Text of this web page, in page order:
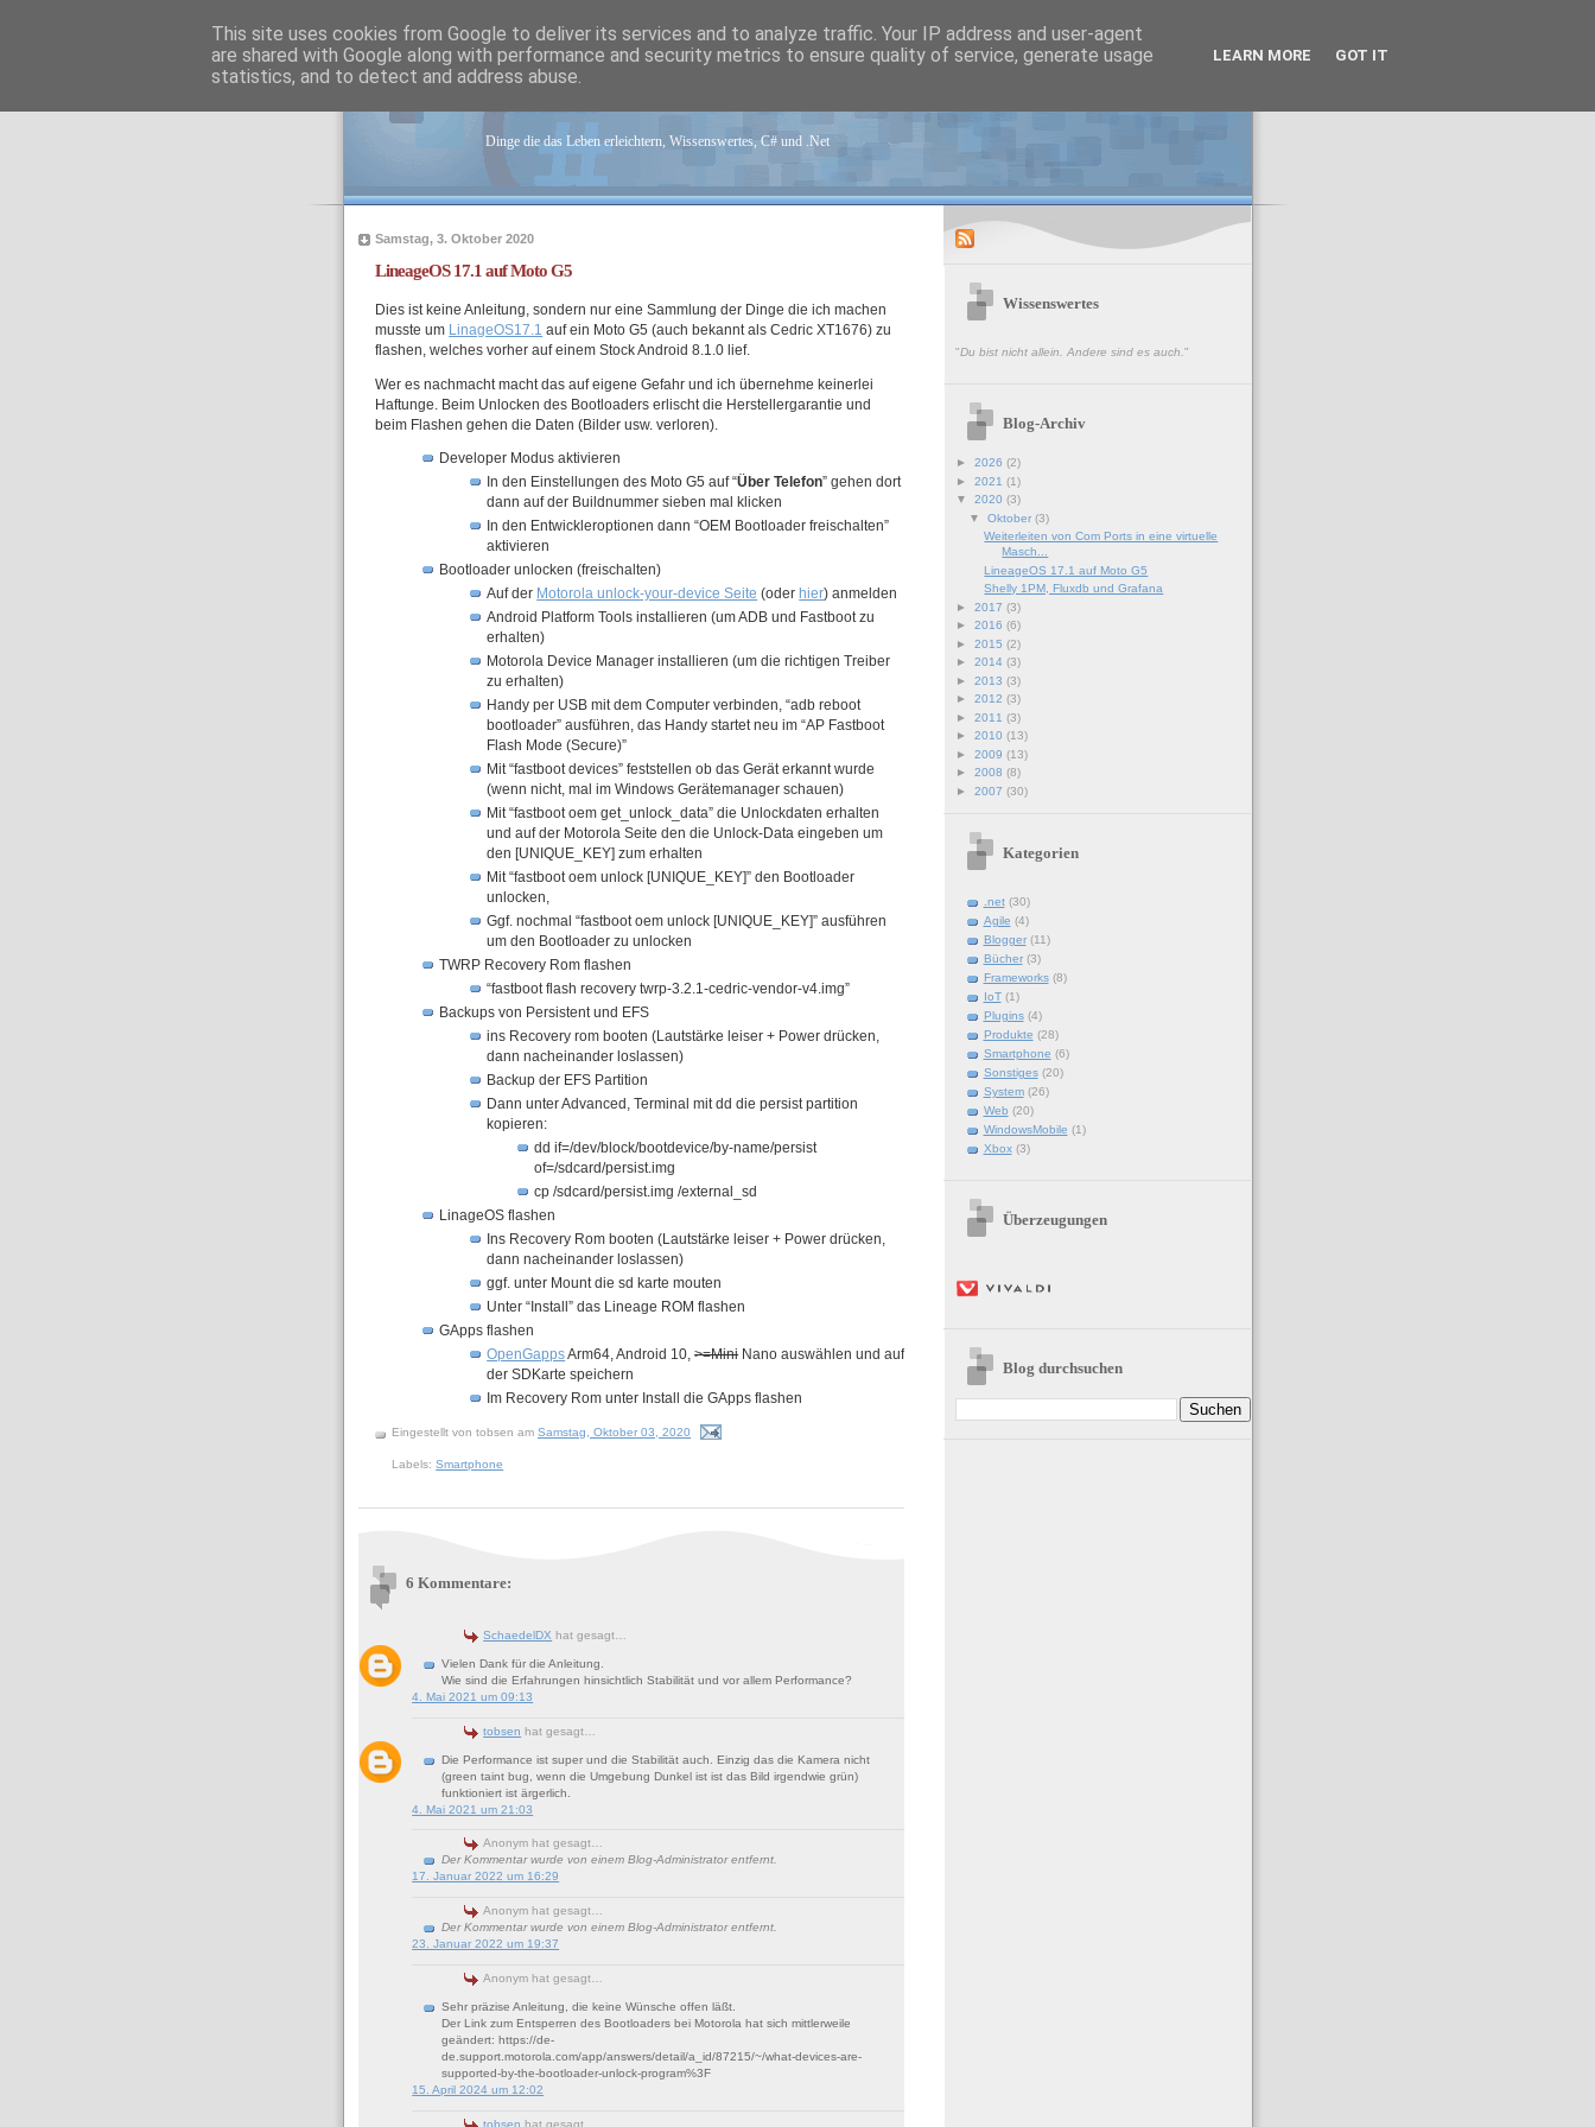
Dinge die das Leben erleichtern, Wissenswertes, C# und .Net
Samstag, 3. Oktober 2020
LineageOS 17.1 auf Moto G5
Dies ist keine Anleitung, sondern nur eine Sammlung der Dinge die ich machen
musste um LinageOS17.1 auf ein Moto G5 (auch bekannt als Cedric XT1676) zu
flashen, welches vorher auf einem Stock Android 8.1.0 lief.
Wer es nachmacht macht das auf eigene Gefahr und ich übernehme keinerlei
Haftunge. Beim Unlocken des Bootloaders erlischt die Herstellergarantie und
beim Flashen gehen die Daten (Bilder usw. verloren).
Developer Modus aktivieren
In den Einstellungen des Moto G5 auf “Über Telefon” gehen dort
dann auf der Buildnummer sieben mal klicken
In den Entwickleroptionen dann “OEM Bootloader freischalten”
aktivieren
Bootloader unlocken (freischalten)
Auf der Motorola unlock-your-device Seite (oder hier) anmelden
Android Platform Tools installieren (um ADB und Fastboot zu
erhalten)
Motorola Device Manager installieren (um die richtigen Treiber
zu erhalten)
Handy per USB mit dem Computer verbinden, “adb reboot
bootloader” ausführen, das Handy startet neu im “AP Fastboot
Flash Mode (Secure)”
Mit “fastboot devices” feststellen ob das Gerät erkannt wurde
(wenn nicht, mal im Windows Gerätemanager schauen)
Mit “fastboot oem get_unlock_data” die Unlockdaten erhalten
und auf der Motorola Seite den die Unlock-Data eingeben um
den [UNIQUE_KEY] zum erhalten
Mit “fastboot oem unlock [UNIQUE_KEY]” den Bootloader
unlocken,
Ggf. nochmal “fastboot oem unlock [UNIQUE_KEY]” ausführen
um den Bootloader zu unlocken
TWRP Recovery Rom flashen
“fastboot flash recovery twrp-3.2.1-cedric-vendor-v4.img”
Backups von Persistent und EFS
ins Recovery rom booten (Lautstärke leiser + Power drücken,
dann nacheinander loslassen)
Backup der EFS Partition
Dann unter Advanced, Terminal mit dd die persist partition
kopieren:
dd if=/dev/block/bootdevice/by-name/persist
of=/sdcard/persist.img
cp /sdcard/persist.img /external_sd
LinageOS flashen
Ins Recovery Rom booten (Lautstärke leiser + Power drücken,
dann nacheinander loslassen)
ggf. unter Mount die sd karte mouten
Unter “Install” das Lineage ROM flashen
GApps flashen
OpenGappsArm64, Android 10,>=MiniNano auswählen und auf
der SDKarte speichern
Im Recovery Rom unter Install die GApps flashen
Eingestellt vontobsen amSamstag, Oktober 03, 2020
Labels:Smartphone
6 Kommentare:
SchaedelDX hat gesagt…
Vielen Dank für die Anleitung.
Wie sind die Erfahrungen hinsichtlich Stabilität und vor allem Performance?
4. Mai 2021 um 09:13
tobsen hat gesagt…
Die Performance ist super und die Stabilität auch. Einzig das die Kamera nicht
(green taint bug, wenn die Umgebung Dunkel ist ist das Bild irgendwie grün)
funktioniert ist ärgerlich.
4. Mai 2021 um 21:03
Anonym hat gesagt…
Der Kommentar wurde von einem Blog-Administrator entfernt.
17. Januar 2022 um 16:29
Anonym hat gesagt…
Der Kommentar wurde von einem Blog-Administrator entfernt.
23. Januar 2022 um 19:37
Anonym hat gesagt…
Sehr präzise Anleitung, die keine Wünsche offen läßt.
Der Link zum Entsperren des Bootloaders bei Motorola hat sich mittlerweile
geändert: https://de-
de.support.motorola.com/app/answers/detail/a_id/87215/~/what-devices-are-
supported-by-the-bootloader-unlock-program%3F
15. April 2024 um 12:02
tobsen hat gesagt…
Wissenswertes
"Du bist nicht allein. Andere sind es auch. "
Blog-Archiv
► 2026 (2)
► 2021 (1)
▼ 2020 (3)
▼Oktober(3)
Weiterleiten von Com Ports in eine virtuelle
Masch...
LineageOS 17.1 auf Moto G5
Shelly 1PM, Fluxdb und Grafana
► 2017 (3)
► 2016 (6)
► 2015 (2)
► 2014 (3)
► 2013 (3)
► 2012 (3)
► 2011 (3)
► 2010 (13)
► 2009 (13)
► 2008 (8)
► 2007 (30)
Kategorien
.net (30)
Agile (4)
Blogger (11)
Bücher (3)
Frameworks (8)
IoT (1)
Plugins (4)
Produkte (28)
Smartphone (6)
Sonstiges (20)
System (26)
Web (20)
WindowsMobile (1)
Xbox (3)
Überzeugungen
Blog durchsuchen
This site uses cookies from Google to deliver its services and to analyze traffic. Your IP address and user-agent
are shared with Google along with performance and security metrics to ensure quality of service, generate usage
statistics, and to detect and address abuse.
LEARN MORE GOT IT